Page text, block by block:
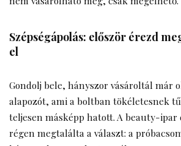
Szépségápolás: először érezd
el
Gondolj bele, hányszor vásároltál már
alapozót, ami a boltban tökéletesnek
teljesen másképp hatott. A beauty-
régen megtalálta a választ: a